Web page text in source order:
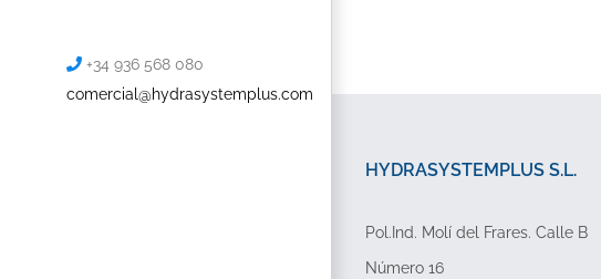
+34 936 568 080
comercial@hydrasystemplus.com
HYDRASYSTEMPLUS S.L.
Pol.Ind. Molí del Frares. Calle B
Número 16